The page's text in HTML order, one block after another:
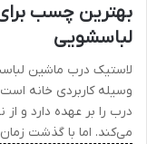
بهترین چسب
لباسشویی
لاستیک درب ماشین
وسیله کاربردی خانه
درب را بر عهده دارد
می‌کند. اما با گذشت